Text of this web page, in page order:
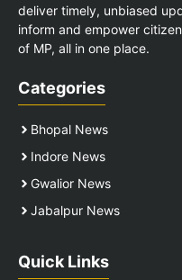
deliver timely, unbiased
inform and empower
of MP, all in one place.
Categories
Bhopal News
Indore News
Gwalior News
Jabalpur News
Quick Links